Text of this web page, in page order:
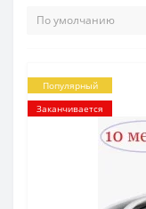
Популярный
Заканчивается